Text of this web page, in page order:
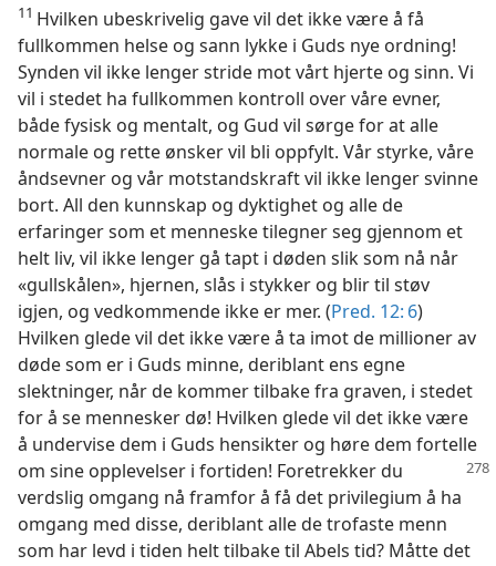
11 Hvilken ubeskrivelig gave vil det ikke være å få
fullkommen helse og sann lykke i Guds nye ordning!
Synden vil ikke lenger stride mot vårt hjerte og sinn. Vi
vil i stedet ha fullkommen kontroll over våre evner,
både fysisk og mentalt, og Gud vil sørge for at alle
normale og rette ønsker vil bli oppfylt. Vår styrke, våre
åndsevner og vår motstandskraft vil ikke lenger svinne
bort. All den kunnskap og dyktighet og alle de
erfaringer som et menneske tilegner seg gjennom et
helt liv, vil ikke lenger gå tapt i døden slik som nå når
«gullskålen», hjernen, slås i stykker og blir til støv
igjen, og vedkommende ikke er mer. (Pred. 12: 6)
Hvilken glede vil det ikke være å ta imot de millioner av
døde som er i Guds minne, deriblant ens egne
slektninger, når de kommer tilbake fra graven, i stedet
for å se mennesker dø! Hvilken glede vil det ikke være
å undervise dem i Guds hensikter og høre dem fortelle
om sine opplevelser i fortiden! Foretrekkerdu
verdslig omgang nå framfor å få det privilegium å ha
omgang med disse, deriblant alle de trofaste menn
som har levd i tiden helt tilbake til Abels tid? Måtte det